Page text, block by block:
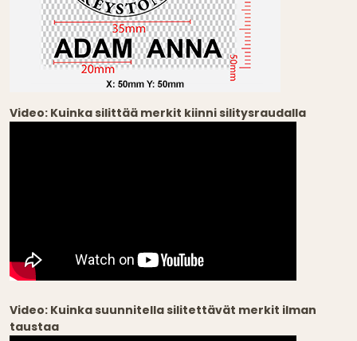
Video: Kuinka silittää merkit kiinni silitysraudalla
Video: Kuinka suunnitella silitettävät merkit ilman
taustaa